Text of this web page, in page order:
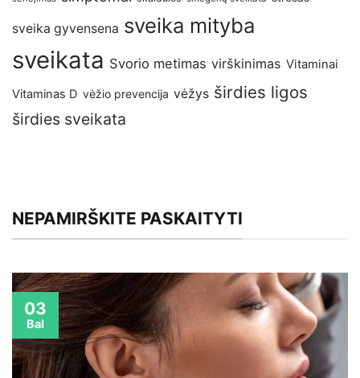
sveika gyvensena sveika mityba
sveikata Svorio metimas virškinimas Vitaminai
Vitaminas D vėžio prevencija vėžys širdies ligos
širdies sveikata
NEPAMIRŠKITE PASKAITYTI
03
Bal